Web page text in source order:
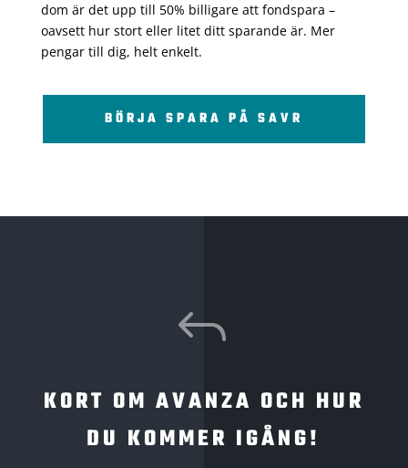
dom är det upp till 50% billigare att fondspara –
oavsett hur stort eller litet ditt sparande är. Mer
pengar till dig, helt enkelt.
BÖRJA SPARA PÅ SAVR
J
KORT OM AVANZA OCH HUR
DU KOMMER IGÅNG!